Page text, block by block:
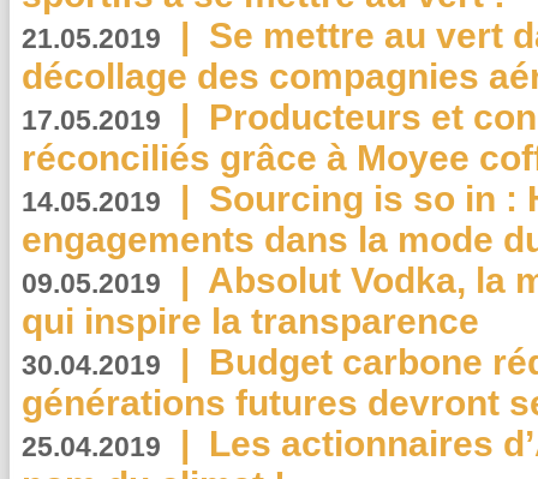
21.05.2019 | Se mettre au vert
décollage des compagnies
17.05.2019 | Producteurs et
réconciliés grâce à Moyee
14.05.2019 | Sourcing is so in :
engagements dans la mode
09.05.2019 | Absolut Vodka, la
qui inspire la transparence
30.04.2019 | Budget carbone
générations futures devront
25.04.2019 | Les actionnaires